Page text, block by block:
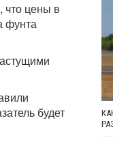
что цены в
фунта
будет